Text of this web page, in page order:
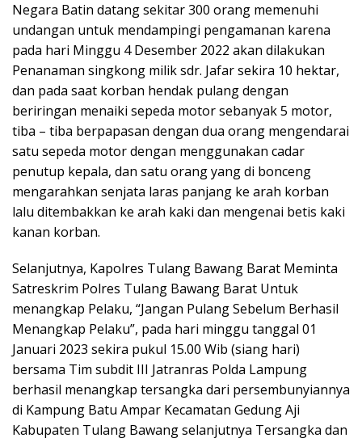
Negara Batin datang sekitar 300 orang memenuhi
undangan untuk mendampingi pengamanan karena
pada hari Minggu 4 Desember 2022 akan dilakukan
Penanaman singkong milik sdr. Jafar sekira 10 hektar,
dan pada saat korban hendak pulang dengan
beriringan menaiki sepeda motor sebanyak 5 motor,
tiba – tiba berpapasan dengan dua orang mengendarai
satu sepeda motor dengan menggunakan cadar
penutup kepala, dan satu orang yang di bonceng
mengarahkan senjata laras panjang ke arah korban
lalu ditembakkan ke arah kaki dan mengenai betis kaki
kanan korban.
Selanjutnya, Kapolres Tulang Bawang Barat Meminta
Satreskrim Polres Tulang Bawang Barat Untuk
menangkap Pelaku, “Jangan Pulang Sebelum Berhasil
Menangkap Pelaku”, pada hari minggu tanggal 01
Januari 2023 sekira pukul 15.00 Wib (siang hari)
bersama Tim subdit III Jatranras Polda Lampung
berhasil menangkap tersangka dari persembunyiannya
di Kampung Batu Ampar Kecamatan Gedung Aji
Kabupaten Tulang Bawang selanjutnya Tersangka dan